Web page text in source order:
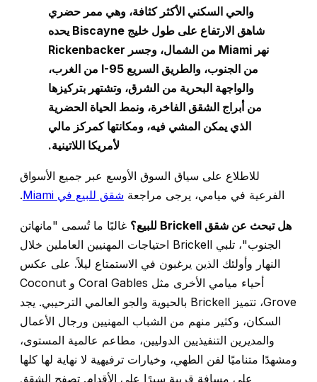
والحي السكني الأكثر كثافة، وهي ممر حضري
شاهق الارتفاع على طول خليج Biscayne يحده
نهر Miami من الشمال، وجسر Rickenbacker
من الجنوب، والطريق السريع I-95 من الغرب،
والواجهة البحرية من الشرق، وتشتهر بتركيزها
من أبراج الشقق الفاخرة، ونمط الحياة الحضرية
الذي يمكن المشي فيه، ومكانتها كمركز مالي
لأمريكا اللاتينية.
للاطلاع على سياق السوق الأوسع عبر جميع الأسواق
الفرعية في ميامي، يرجى مراجعة شقق للبيع في Miami .
هل تبحث عن شقق Brickell للبيع؟
غالبًا ما تُسمى "مانهاتن
الجنوب"، تلبي Brickell احتياجات المهنيين العاملين خلال
النهار وأولئك الذين يرغبون في الاستمتاع ليلاً. على عكس
أحياء ميامي الأخرى مثل Coral Gables و Coconut
Grove، تتميز Brickell بالحيوية والجو العالمي الترحيبي. يجد
السكان، وكثير منهم من الشباب المهنيين ورجال الأعمال
والمديرين التنفيذيين الدوليين، مطاعم عالمية المستوى،
ومشهدًا متناميًا لفن الطهي، وخيارات ترفيهية لا نهاية لها كلها
على مسافة قريبة سيرًا على الأقدام. تصفح الشقق